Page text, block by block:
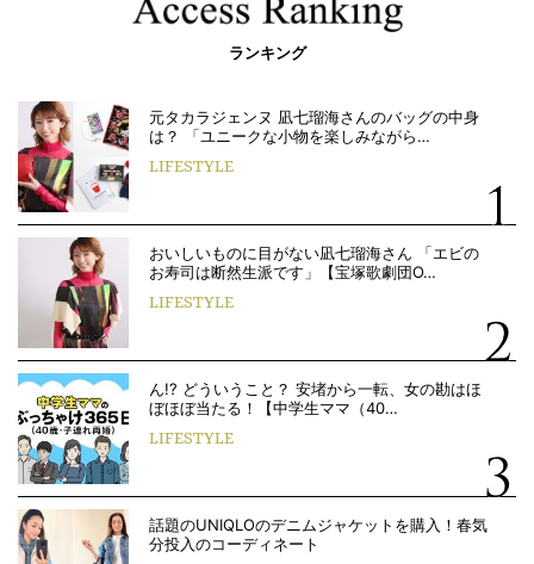
ランキング
元タカラジェンヌ 凪七瑠海さんのバッグの中身
は？ 「ユニークな小物を楽しみながら…
LIFESTYLE
おいしいものに目がない凪七瑠海さん 「エビの
お寿司は断然生派です」【宝塚歌劇団O…
LIFESTYLE
ん!? どういうこと？ 安堵から一転、女の勘はほ
ぼほぼ当たる！【中学生ママ（40…
LIFESTYLE
話題のUNIQLOのデニムジャケットを購入！春気
分投入のコーディネート